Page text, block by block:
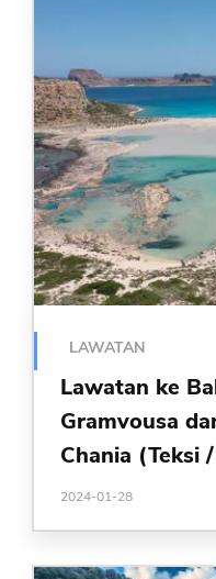
LAWATAN
Lawatan ke
Gramvousa
Chania (Teksi
2024-01-28